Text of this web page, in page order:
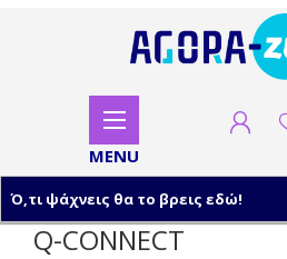
Q-CONNECT